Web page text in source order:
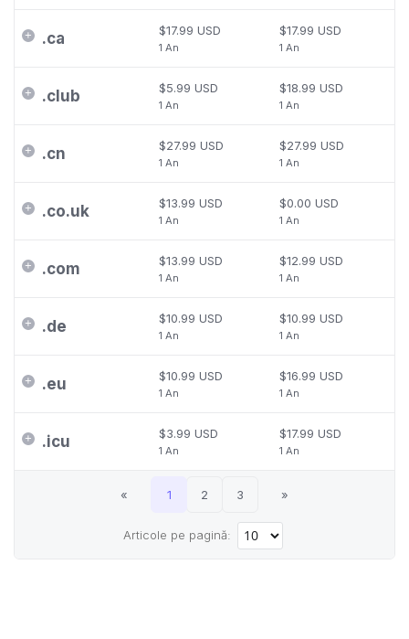
.ca $17.99 USD
1 An
$17.99 USD
1 An
.club $5.99 USD
1 An
$18.99 USD
1 An
.cn $27.99 USD
1 An
$27.99 USD
1 An
.co.uk $13.99 USD
1 An
$0.00 USD
1 An
.com $13.99 USD
1 An
$12.99 USD
1 An
.de $10.99 USD
1 An
$10.99 USD
1 An
.eu $10.99 USD
1 An
$16.99 USD
1 An
.icu $3.99 USD
1 An
$17.99 USD
1 An
« 1 2 3 »
Articole pe pagină: